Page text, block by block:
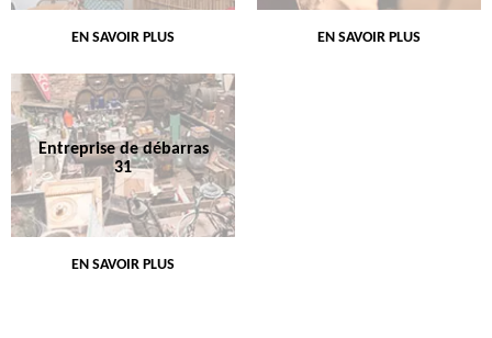
EN SAVOIR PLUS EN SAVOIR PLUS
Entreprise de débarras
31
EN SAVOIR PLUS